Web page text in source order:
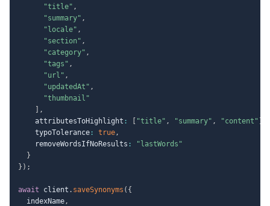
"title" ,
"summary" ,
"locale" ,
"section" ,
"category" ,
"tags" ,
"url" ,
"updatedAt" ,
"thumbnail"
,
    attributesToHighlight
: "title" , "summary" , "content"
    typoTolerance
: true,
    removeWordsIfNoResults
:
"lastWords"
}
} ) ;
await client . saveSynonyms ( {
  indexName
,